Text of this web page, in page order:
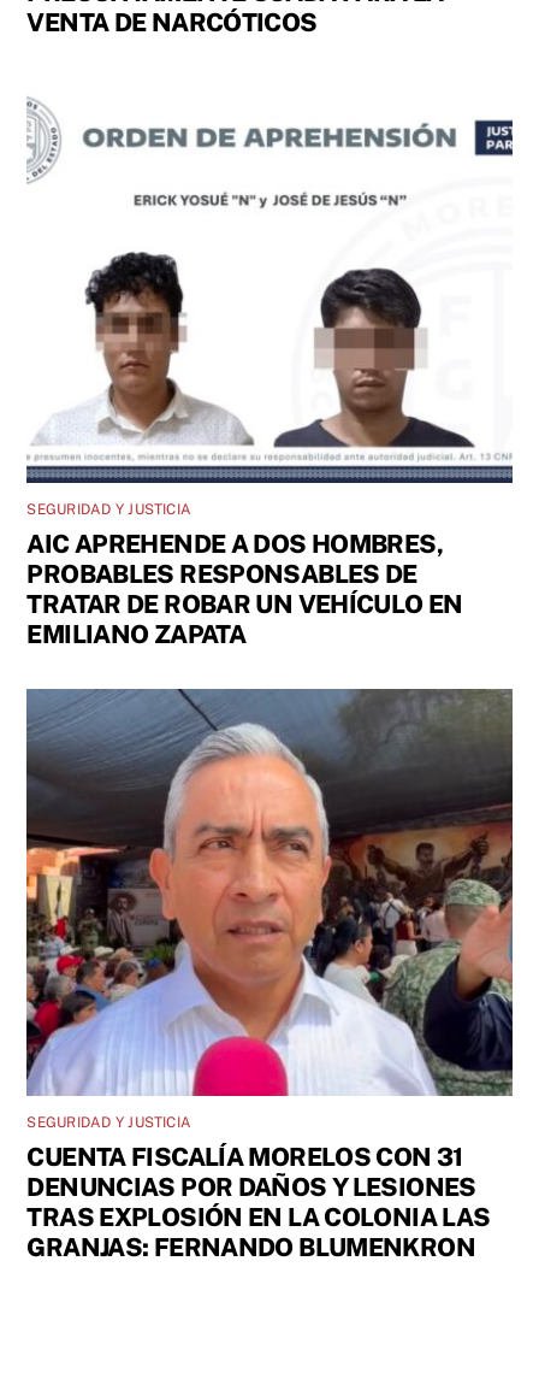
VENTA DE NARCÓTICOS
SEGURIDAD Y JUSTICIA
AIC APREHENDE A DOS HOMBRES,
PROBABLES RESPONSABLES DE
TRATAR DE ROBAR UN VEHÍCULO EN
EMILIANO ZAPATA
SEGURIDAD Y JUSTICIA
CUENTA FISCALÍA MORELOS CON 31
DENUNCIAS POR DAÑOS Y LESIONES
TRAS EXPLOSIÓN EN LA COLONIA LAS
GRANJAS: FERNANDO BLUMENKRON